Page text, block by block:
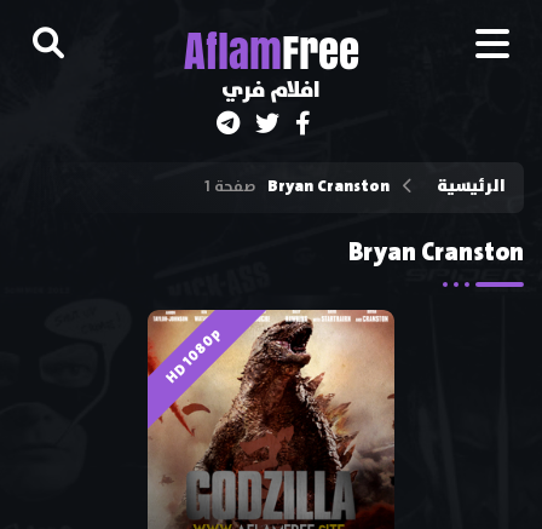
AflamFree
افلام فري
الرئيسية Bryan Cranston صفحة 1
Bryan Cranston
HD 1080p